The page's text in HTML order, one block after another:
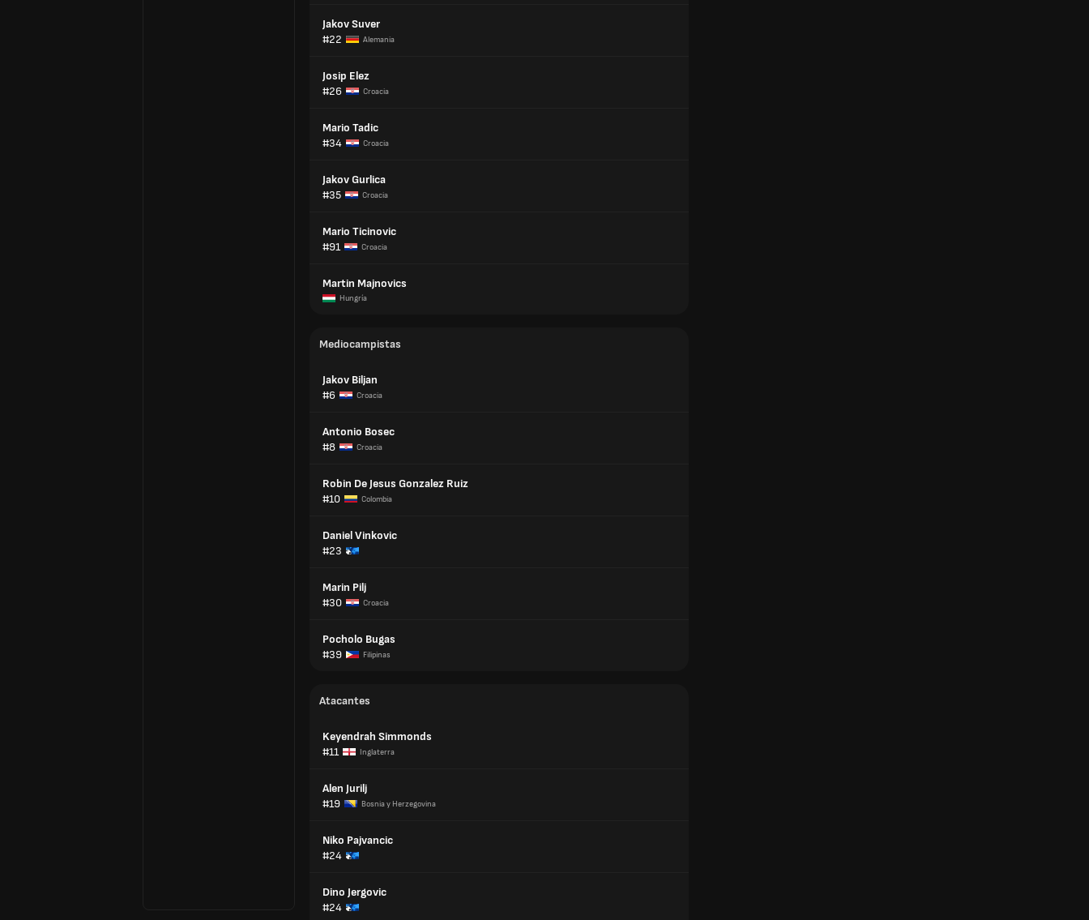
Jakov Suver
#22
Alemania
Josip Elez
#26
Croacia
Mario Tadic
#34
Croacia
Jakov Gurlica
#35
Croacia
Mario Ticinovic
#91
Croacia
Martin Majnovics
Hungría
Mediocampistas
Jakov Biljan
#6
Croacia
Antonio Bosec
#8
Croacia
Robin De Jesus Gonzalez Ruiz
#10
Colombia
Daniel Vinkovic
#23
Marin Pilj
#30
Croacia
Pocholo Bugas
#39
Filipinas
Atacantes
Keyendrah Simmonds
#11
Inglaterra
Alen Jurilj
#19
Bosnia y Herzegovina
Niko Pajvancic
#24
Dino Jergovic
#24